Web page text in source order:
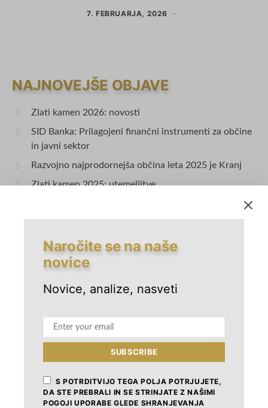
7. FEBRUARJA, 2026
NAJNOVEJŠE OBJAVE
Zlati kamen 2026: novosti
SID Banka: Prilagojeni finančni instrumenti za občine
in javni sektor
Razvojno najprodornejša občina leta 2025 je Kranj
Zlati kamen 2025: utemeljitve
Radlje ob Dravi
IZPOSTAVLJENO
7. FEBRUARJA, 2026
instrumenti za občine in javni sektor
17. MARCA, 2025
Naročite se na naše
novice
Novice, analize, nasveti
SUBSCRIBE
S POTRDITVIJO TEGA POLJA POTRJUJETE,
DA STE PREBRALI IN SE STRINJATE Z NAŠIMI
POGOJI UPORABE GLEDE SHRANJEVANJA